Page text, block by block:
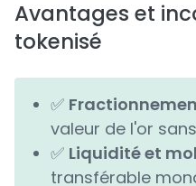
Avantages et
tokenisé
✅
valeur de l'or
✅ Liquidité et
transférable